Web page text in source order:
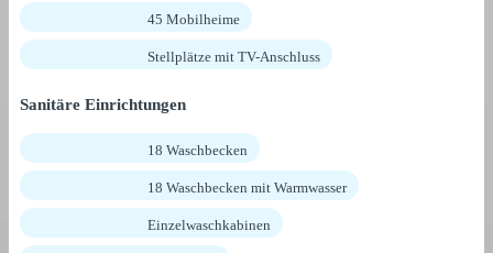
45 Mobilheime
Stellplätze mit TV-Anschluss
Sanitäre Einrichtungen
18 Waschbecken
18 Waschbecken mit Warmwasser
Einzelwaschkabinen